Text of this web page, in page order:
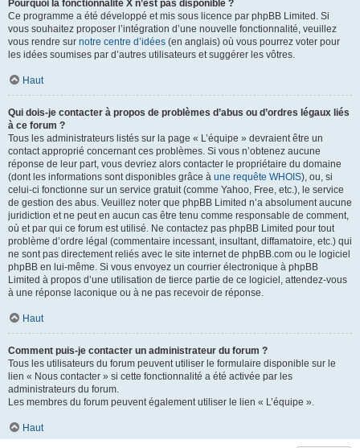
Pourquoi la fonctionnalité X n’est pas disponible ?
Ce programme a été développé et mis sous licence par phpBB Limited. Si
vous souhaitez proposer l’intégration d’une nouvelle fonctionnalité, veuillez
vous rendre sur notre centre d’idées (en anglais) où vous pourrez voter pour
les idées soumises par d’autres utilisateurs et suggérer les vôtres.
Haut
Qui dois-je contacter à propos de problèmes d’abus ou d’ordres légaux liés
à ce forum ?
Tous les administrateurs listés sur la page « L’équipe » devraient être un
contact approprié concernant ces problèmes. Si vous n’obtenez aucune
réponse de leur part, vous devriez alors contacter le propriétaire du domaine
(dont les informations sont disponibles grâce à une requête WHOIS), ou, si
celui-ci fonctionne sur un service gratuit (comme Yahoo, Free, etc.), le service
de gestion des abus. Veuillez noter que phpBB Limited n’a absolument aucune
juridiction et ne peut en aucun cas être tenu comme responsable de comment,
où et par qui ce forum est utilisé. Ne contactez pas phpBB Limited pour tout
problème d’ordre légal (commentaire incessant, insultant, diffamatoire, etc.) qui
ne sont pas directement reliés avec le site internet de phpBB.com ou le logiciel
phpBB en lui-même. Si vous envoyez un courrier électronique à phpBB
Limited à propos d’une utilisation de tierce partie de ce logiciel, attendez-vous
à une réponse laconique ou à ne pas recevoir de réponse.
Haut
Comment puis-je contacter un administrateur du forum ?
Tous les utilisateurs du forum peuvent utiliser le formulaire disponible sur le
lien « Nous contacter » si cette fonctionnalité a été activée par les
administrateurs du forum.
Les membres du forum peuvent également utiliser le lien « L’équipe ».
Haut